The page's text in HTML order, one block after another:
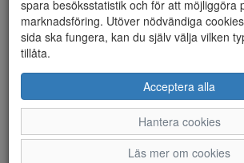
Visa filter
Herr - Network
Sortera efter:
spara besöksstatistik och för att möjliggöra
marknadsföring. Utöver nödvändiga
sida ska fungera, kan du själv välja vilken
tillåta.
Acceptera alla
Hantera cookies
Läs mer om cookies